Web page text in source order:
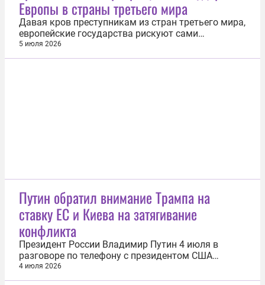
«Это безумие, совершенное безумие...
Европы в страны третьего мира
Давая кров преступникам из стран третьего мира,
европейские государства рискуют сами
приблизиться к их уровню. Об этом 4 июля
сообщил президент США Дональд Трамп. «Европа
5 июля 2026
Путин обратил внимание Трампа на
ставку ЕС и Киева на затягивание
конфликта
Президент России Владимир Путин 4 июля в
разговоре по телефону с президентом США
Дональдом Трампом обратил внимание на
сделанную Евросоюзом и киевским режимом
4 июля 2026